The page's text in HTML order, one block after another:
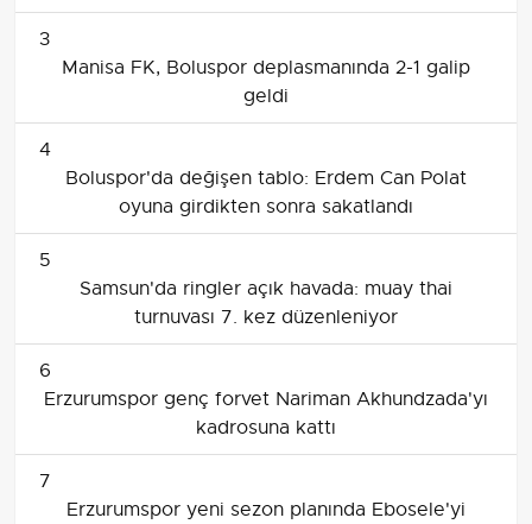
3
Manisa FK, Boluspor deplasmanında 2-1 galip
geldi
4
Boluspor'da değişen tablo: Erdem Can Polat
oyuna girdikten sonra sakatlandı
5
Samsun'da ringler açık havada: muay thai
turnuvası 7. kez düzenleniyor
6
Erzurumspor genç forvet Nariman Akhundzada'yı
kadrosuna kattı
7
Erzurumspor yeni sezon planında Ebosele'yi